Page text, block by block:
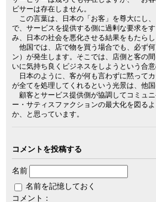
ビサーは存在しません。
この言葉は、日本の「お客」を尊大にし
で、サービスを提供する側に過剰な要求を
み、日本の社会を悪化させる結果をもたらし
他国では、店で物を買う場合でも、必ず
ン）が発生します。そこでは、店側と客の
いに気持ち良くビジネスをしようという合
日本のように、客が何も言わずに黙って
が全てを処理してくれるという光景は、他国
顧客とサービス提供側が協調してコミュ
ー・サティスファクションの最大化を図る
か、と思っています。
コメントを投稿する
名前
名前を記憶しておく
コメント：